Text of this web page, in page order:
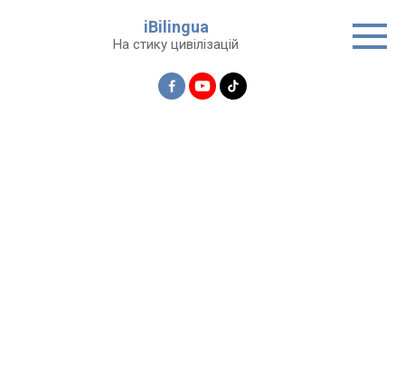
iBilingua
На стику цивілізацій